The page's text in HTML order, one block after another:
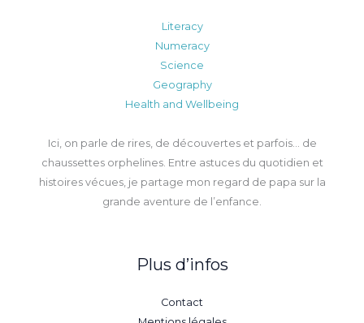
Literacy
Numeracy
Science
Geography
Health and Wellbeing
Ici, on parle de rires, de découvertes et parfois… de
chaussettes orphelines. Entre astuces du quotidien et
histoires vécues, je partage mon regard de papa sur la
grande aventure de l’enfance.
Plus d’infos
Contact